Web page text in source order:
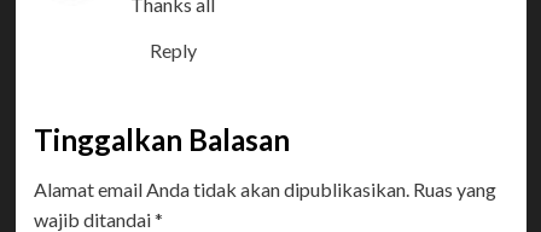
Reply
Tinggalkan Balasan
Alamat email Anda tidak akan dipublikasikan. Ruas yang
wajib ditandai*